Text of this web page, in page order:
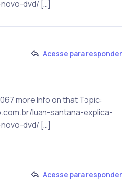
dvd/ […]
Acesse para responder
more Info on that Topic:
luan-santana-explica-
dvd/ […]
Acesse para responder